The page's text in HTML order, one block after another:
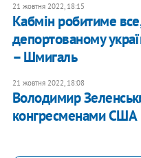
21 жовтня 2022, 18:15
Кабмін робитиме
депортованому
– Шмигаль
21 жовтня 2022, 18:08
Володимир
конгресменами США